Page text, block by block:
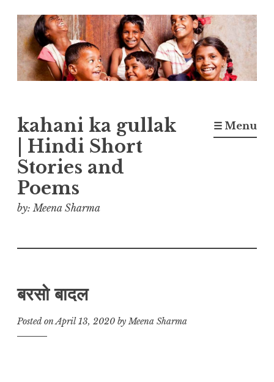
Skip
to
content
kahani ka gullak
| Hindi Short
Stories and
Poems
by: Meena Sharma
☰ Menu
बरसो बादल
Posted onApril 13, 2020 byMeena Sharma